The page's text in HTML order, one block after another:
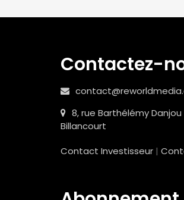
Contactez-
8, rue Barthélémy
Billancourt
Contact Investisseur |